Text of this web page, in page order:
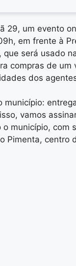
um evento
em frente à
será usado
de
dos
vamos
com
Pimenta, centro